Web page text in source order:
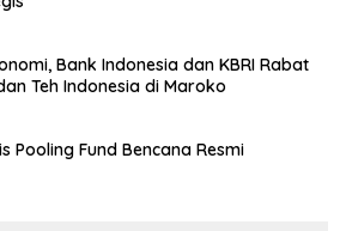
Bank Indonesia dan KBRI Rabat
Teh Indonesia di Maroko
Pooling Fund Bencana Resmi